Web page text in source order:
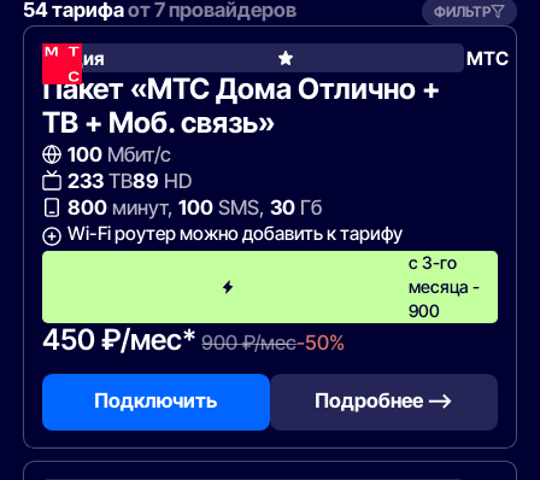
54 тарифаот 7 провайдеров ФИЛЬТР
Акция МТС
Пакет «МТС Дома Отлично +
ТВ + Моб. связь»
100Мбит/с
233ТВ89 HD
800минут, 100SMS, 30Гб
Wi-Fi роутер можно добавить к тарифу
с 3-го
месяца -
900
450 ₽/мес* 900 ₽/мес-50%
Подключить Подробнее —>